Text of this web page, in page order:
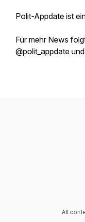
Polit-Appdate ist
Für mehr News
@polit_appdate
All